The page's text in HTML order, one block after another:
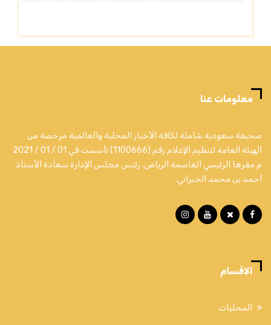
معلومات عنا
صحيفة سعودية شاملة لكافة الأخبار المحلية والعالمية مرخصة من
الهيئة العامة لتنظيم الإعلام رقم (1100666) تأسست في 01 / 01 / 2021
م مقرها الرئيسي العاصمة الرياض. رئيس مجلس الإدارة سعادة الأستاذ
أحمد بن محمد الخبراني.
الاقسام
المحليات